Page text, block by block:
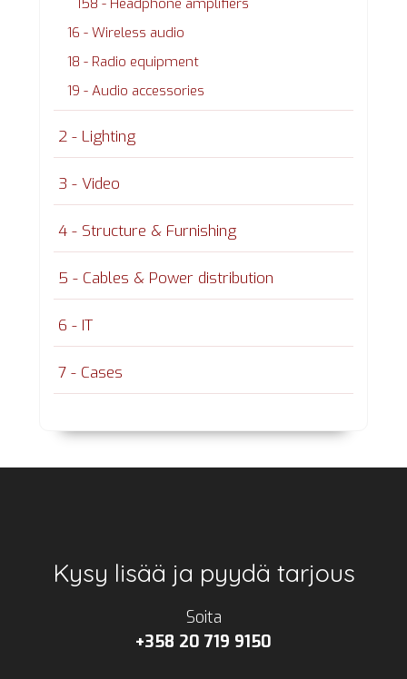
158 - Headphone amplifiers
16 - Wireless audio
18 - Radio equipment
19 - Audio accessories
2 - Lighting
3 - Video
4 - Structure & Furnishing
5 - Cables & Power distribution
6 - IT
7 - Cases
Footer
Kysy lisää ja pyydä tarjous
Soita
+358 20 719 9150